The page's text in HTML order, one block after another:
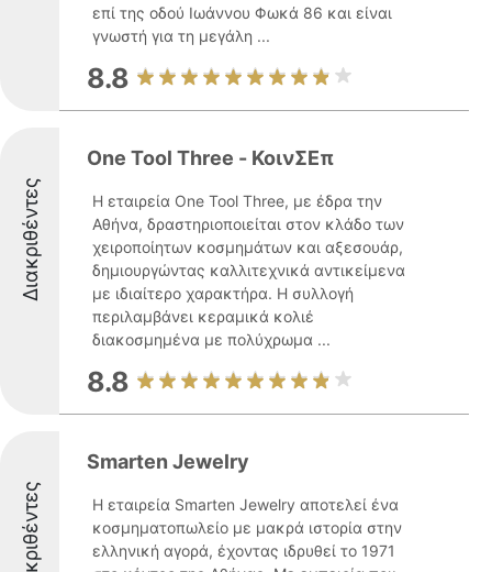
επί της οδού Ιωάννου Φωκά 86 και είναι
γνωστή για τη μεγάλη ...
8.8
Διακριθέντες
One Tool Three - ΚοινΣΕπ
Η εταιρεία One Tool Three, με έδρα την
Αθήνα, δραστηριοποιείται στον κλάδο των
χειροποίητων κοσμημάτων και αξεσουάρ,
δημιουργώντας καλλιτεχνικά αντικείμενα
με ιδιαίτερο χαρακτήρα. Η συλλογή
περιλαμβάνει κεραμικά κολιέ
διακοσμημένα με πολύχρωμα ...
8.8
Διακριθέντες
Smarten Jewelry
Η εταιρεία Smarten Jewelry αποτελεί ένα
κοσμηματοπωλείο με μακρά ιστορία στην
ελληνική αγορά, έχοντας ιδρυθεί το 1971